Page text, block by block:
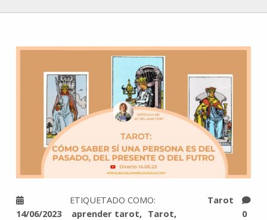
14/06/2023 0
Tarot
ETIQUETADO COMO:
aprender tarot
Tarot